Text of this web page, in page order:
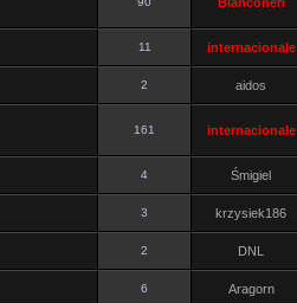
11 internacionale
2 aidos
161 internacionale
4 Śmigiel
3 krzysiek186
2 DNL
6 Aragorn